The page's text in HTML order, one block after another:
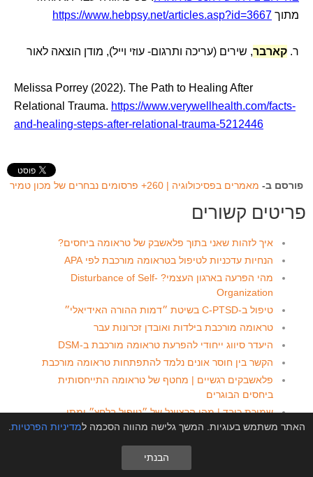
מתוך https://www.hebpsy.net/articles.asp?id=3667
ר. קארבר, שירים (עריכה ותרגום- עוזי וייל), מודן הוצאה לאור
Melissa Porrey (2022). The Path to Healing After
Relational Trauma. https://www.verywellhealth.com/facts-
and-healing-steps-after-relational-trauma-5212446
פורסם ב- מאמרים בפסיכולוגיה | 260+ פרסומים נבחרים של מכון טמיר
פריטים קשורים
איך לזהות שאני בתוך פלאשבק של טראומה ביחסים?
הנחיות עדכניות לטיפול בטראומה מורכבת לפי APA
מהי הפרעה בארגון העצמי? Disturbance of Self-
Organization
טיפול ב-C-PTSD בשיטת ״דמות ההורה האידיאלי״
טראומה מורכבת בילדות ואובדן זכרונות עבר
היעדר סיווג ייחודי להפרעת טראומה מורכבת ב-DSM
הקשר בין חוסר אונים נלמד להתפתחות טראומה מורכבת
פלאשבקים רגשיים | מחטף של טראומה התייחסותית
ביחסים הבוגרים
שמיכת כובד | מהו הרציונל של ״טיפול בלחץ״ ומתי
מומלץ לנסות?
האתר משתמש בעוגיות. המשך גלישה מהווה הסכמה למדיניות הפרטיות
הבנתי